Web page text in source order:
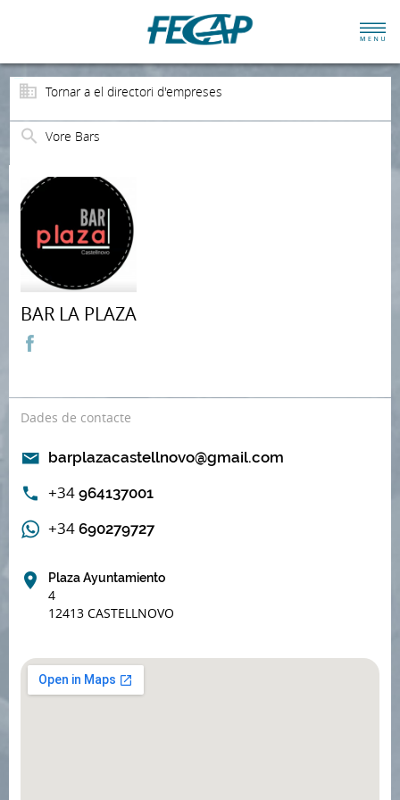
Tornar a el directori d'empreses
Vore Bars
BAR LA PLAZA
Dades de contacte
barplazacastellnovo@gmail.com
+34 964137001
+34 690279727
Plaza Ayuntamiento
4
12413 CASTELLNOVO